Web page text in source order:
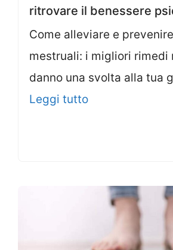
ritrovare il benessere
Come alleviare e
mestruali: i migliori rimedi
danno una svolta alla tua
Leggi tutto